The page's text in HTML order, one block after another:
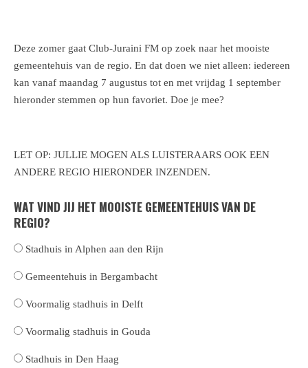
Deze zomer gaat Club-Juraini FM op zoek naar het mooiste
gemeentehuis van de regio. En dat doen we niet alleen: iedereen
kan vanaf maandag 7 augustus tot en met vrijdag 1 september
hieronder stemmen op hun favoriet. Doe je mee?
LET OP: JULLIE MOGEN ALS LUISTERAARS OOK EEN
ANDERE REGIO HIERONDER INZENDEN.
WAT VIND JIJ HET MOOISTE GEMEENTEHUIS VAN DE
REGIO?
Stadhuis in Alphen aan den Rijn
Gemeentehuis in Bergambacht
Voormalig stadhuis in Delft
Voormalig stadhuis in Gouda
Stadhuis in Den Haag